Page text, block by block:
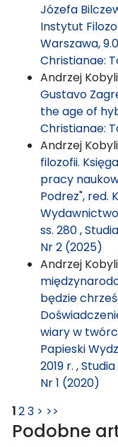
Józefa
Instytut
Warszawa,
Christianae:
Andrzej
Gustavo
the age of
Christianae:
Andrzej
filozofii.
pracy
Podrez", red.
Wydawnictwo
ss. 280,
Nr 2 (2025)
Andrzej
będzie
wiary w
Papieski
2019 r. ,
Nr 1 (2020)
123 > >>
Podobne